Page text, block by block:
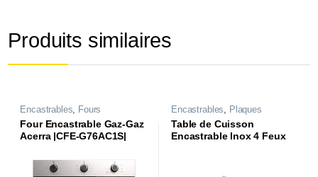
Produits similaires
Encastrables
Fours
Four Encastrable Gaz-Gaz
Acerra |CFE-G76AC1S|
Encastrables
Plaques
Table de Cuisson
Encastrable Inox 4 Feux